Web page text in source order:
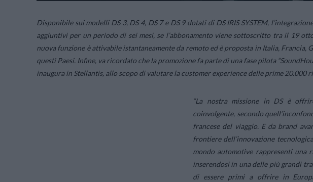
Disponibile sui modelli DS 3, DS 4, DS 7 e DS 9 dotati di DS IRIS SYSTEM,
aggiuntivi per un periodo di sei mesi, se l’abbonamento viene sottoscritto tra il 19
nuova funzione è attivabile istantaneamente da remoto ed è proposta in Italia, Francia,
questi Paesi. Infine, va ricordato che la promozione fa parte di una fase pilota
inaugura in Stellantis, allo scopo di valutare lacustomer experiencedelle prime 20.000
“La nostra missione in DS è
coinvolgente, secondo
francese del viaggio. E da brand
frontiere dell’innovazione
mondo automotive rappresenti una
inserendosi in una delle più grandi
di essere primi a offrire in